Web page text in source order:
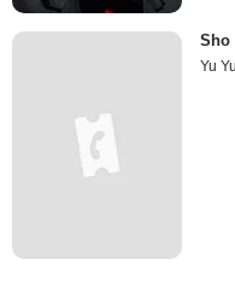
Sho
Yu